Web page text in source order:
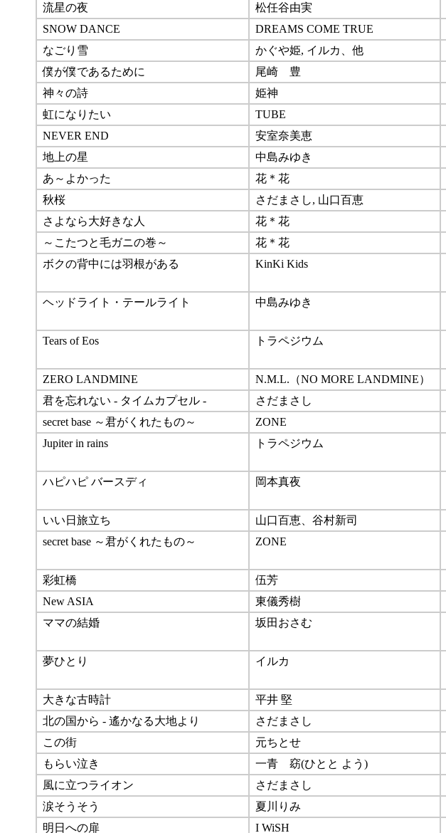
流星の夜
松任谷由実
SNOW DANCE
DREAMS COME TRUE
なごり雪
かぐや姫, イルカ、他
僕が僕であるために
尾崎 豊
神々の詩
姫神
虹になりたい
TUBE
NEVER END
安室奈美恵
地上の星
中島みゆき
あ～よかった
花＊花
秋桜
さだまさし, 山口百恵
さよなら大好きな人
花＊花
～こたつと毛ガニの巻～
花＊花
ボクの背中には羽根がある
KinKi Kids
ヘッドライト・テールライト
中島みゆき
Tears of Eos
トラペジウム
ZERO LANDMINE
N.M.L.（NO MORE LANDMINE）
君を忘れない - タイムカプセル -
さだまさし
secret base ～君がくれたもの～
ZONE
Jupiter in rains
トラペジウム
ハピハピ バースディ
岡本真夜
いい日旅立ち
山口百恵、谷村新司
secret base ～君がくれたもの～
ZONE
彩虹橋
伍芳
New ASIA
東儀秀樹
ママの結婚
坂田おさむ
夢ひとり
イルカ
大きな古時計
平井 堅
北の国から - 遙かなる大地より
さだまさし
この街
元ちとせ
もらい泣き
一青 窈(ひとと よう)
風に立つライオン
さだまさし
涙そうそう
夏川りみ
明日への扉
I WiSH